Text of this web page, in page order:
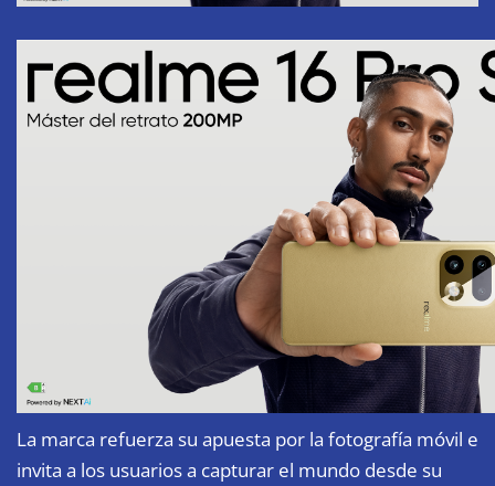
La marca refuerza su apuesta por la fotografía móvil e
invita a los usuarios a capturar el mundo desde su